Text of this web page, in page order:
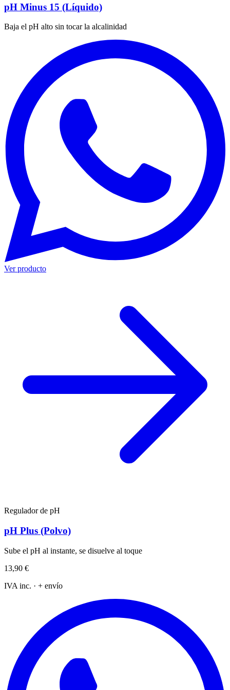
pH Minus 15 (Líquido)
Baja el pH alto sin tocar la alcalinidad
Ver producto
Regulador de pH
pH Plus (Polvo)
Sube el pH al instante, se disuelve al toque
13,90 €
IVA inc. · + envío